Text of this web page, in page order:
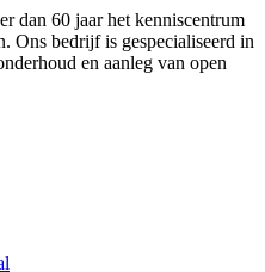
dan 60 jaar het kenniscentrum
Ons bedrijf is gespecialiseerd in
en aanleg van open